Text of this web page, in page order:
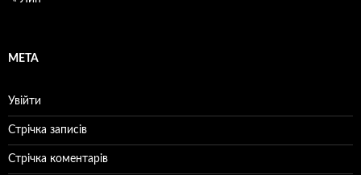
МЕТА
Увійти
Стрічка записів
Стрічка коментарів